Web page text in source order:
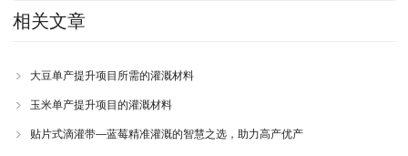
相关文章
大豆单产提升项目所需的灌溉材料
玉米单产提升项目的灌溉材料
贴片式滴灌带—蓝莓精准灌溉的智慧之选，助力高产优产